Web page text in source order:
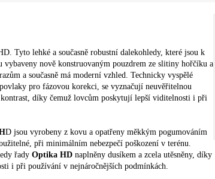
Tyto lehké a současně robustní dalekohledy, které jsou k
vybaveny nově konstruovaným pouzdrem ze slitiny hořčíku a
a současně má moderní vzhled. Technicky vyspělé
pro fázovou korekci, se vyznačují neuvěřitelnou
díky čemuž lovcům poskytují lepší viditelnosti i při
D jsou vyrobeny z kovu a opatřeny měkkým pogumováním
při minimálním nebezpečí poškození v terénu.
řady Optika HD naplněny dusíkem a zcela utěsněny, díky
i při používání v nejnáročnějších podmínkách.